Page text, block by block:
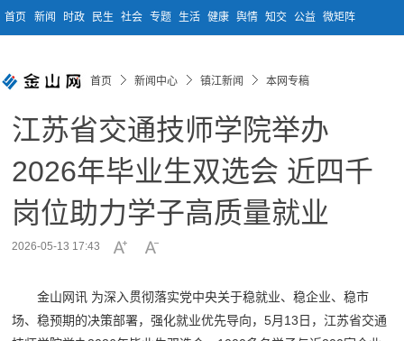
首页 新闻 时政 民生 社会 专题 生活 健康 舆情 知交 公益 微矩阵
首页 新闻中心 镇江新闻 本网专稿
江苏省交通技师学院举办
2026年毕业生双选会 近四千
岗位助力学子高质量就业
2026-05-13 17:43
金山网讯 为深入贯彻落实党中央关于稳就业、稳企业、稳市
场、稳预期的决策部署，强化就业优先导向，5月13日，江苏省交通